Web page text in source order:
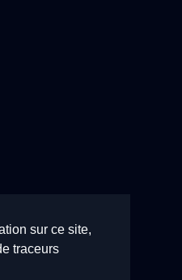
sur ce site,
traceurs